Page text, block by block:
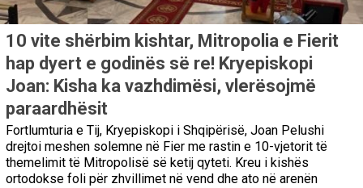
10 vite shërbim kishtar, Mitropolia e Fierit
hap dyert e godinës së re! Kryepiskopi
Joan: Kisha ka vazhdimësi, vlerësojmë
paraardhësit
Fortlumturia e Tij, Kryepiskopi i Shqipërisë, Joan Pelushi
drejtoi meshen solemne në Fier me rastin e 10-vjetorit të
themelimit të Mitropolisë së ketij qyteti. Kreu i kishës
ortodokse foli për zhvillimet në vend dhe ato në arenën